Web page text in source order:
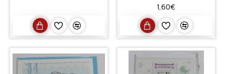
1,60€